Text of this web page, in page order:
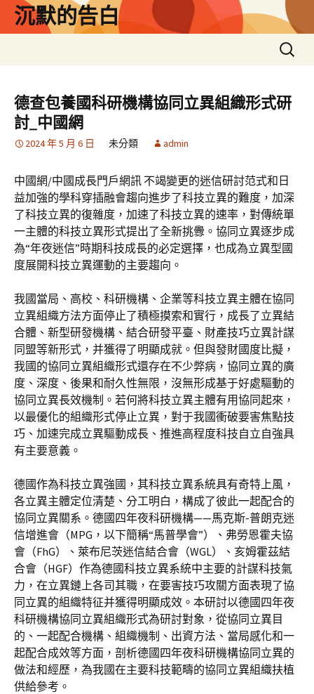
沉默的告白
搜
尋
鍵
字:
德查包養國科研機構協同立異組織形式研
討_中國網
2024 年 5 月 6 日 未分類 admin
中國網/中國成長門戶網訊 不竭變更的迷信研討范式和日
益加強的學科穿插融會趨向進步了科技立異的難度，加深
了科技立異的復雜度，加速了科技立異的速率，對傳統單
一主體的科技立異形式提出了全新挑釁。協同立異逐步成
為“年夜迷信”時期科技成長的必定選擇，也成為立異型國
度展開科技立異運動的主要趨向。
我國當局、高校、科研機構、企業等科技立異主體在協同
立異組織方法方面停止了積極摸索和實行，成長了立異結
合體、新型研發機構、結合研發平臺、財產技巧立異計謀
同盟等新形式，并獲得了明顯成就。但與發財國度比擬，
我國的協同立異組織形式還存在不少弊病，協同立異的廣
度、深度、後果和耐久性無限，沒無形成基于好處驅動的
協同立異長效機制。若何將科技立異主體有用協同起來，
以最優化的組織形式停止立異，對于我國衝破要害焦點技
巧、加速完成立異驅動成長、推進高程度科技自立自強具
有主要意義。
德國作為科技立異強國，其科技立異系統具有奇特上風，
各立異主體定位清楚、分工明白，構成了彼此一起配合的
協同立異關系。德國四年夜科研機構——馬克斯-普朗克迷
信增進會（MPG，以下簡稱“馬普學會”）、弗勞恩霍夫協
會（FhG）、萊布尼茨迷信結合會（WGL）、亥姆霍茲結
合會（HGF）作為德國科技立異系統中主要的計謀科技氣
力，在立異鏈上各司其職，在要害技巧攻關方面表現了協
同立異的組織特征并獲得明顯成效。本研討以德國四年夜
科研機構協同立異組織形式為研討對象，從協同立異目
的、一起配合機構、組織機制、出資方法、當局感化和一
起配合成效等方面，剖析德國四年夜科研機構協同立異的
做法和經歷，為我國在主要科技範疇的協同立異組織扶植
供給參考。